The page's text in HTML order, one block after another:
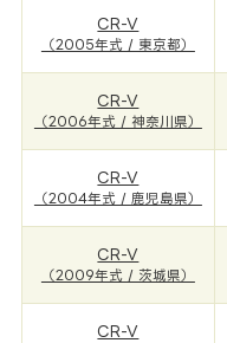
CR-V
（2005年式 / 東京都）
CR-V
（2006年式 / 神奈川県）
CR-V
（2004年式 / 鹿児島県）
CR-V
（2009年式 / 茨城県）
CR-V